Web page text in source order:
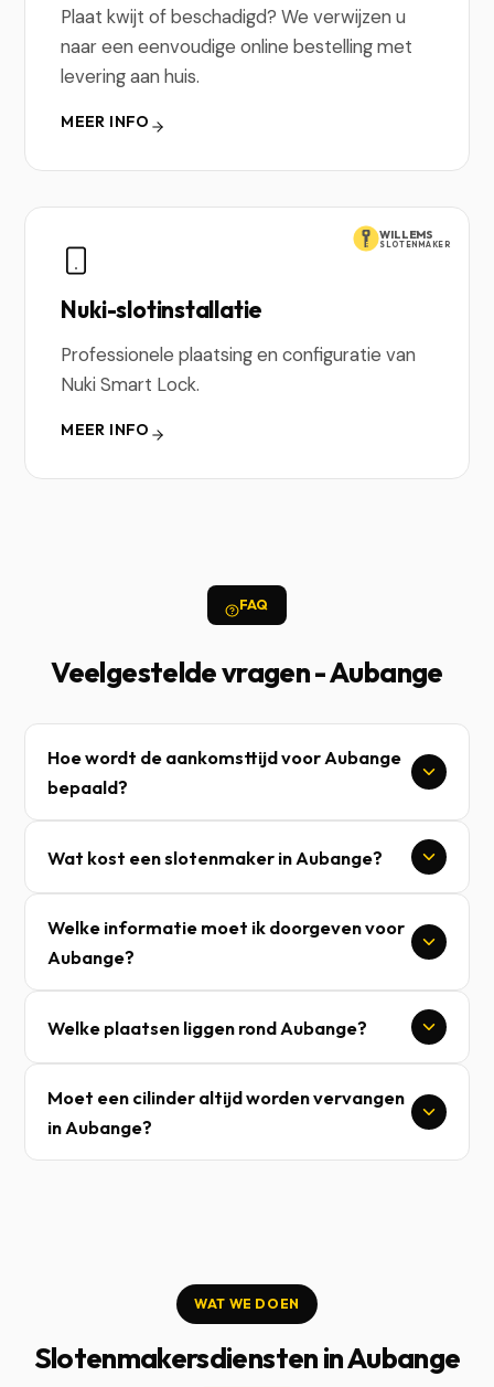
Plaat kwijt of beschadigd? We verwijzen u
naar een eenvoudige online bestelling met
levering aan huis.
MEER INFO
WILLEMS
SLOTENMAKER
Nuki-slotinstallatie
Professionele plaatsing en configuratie van
Nuki Smart Lock.
MEER INFO
FAQ
Veelgestelde vragen - Aubange
Hoe wordt de aankomsttijd voor Aubange
bepaald?
Wat kost een slotenmaker in Aubange?
Welke informatie moet ik doorgeven voor
Aubange?
Welke plaatsen liggen rond Aubange?
Moet een cilinder altijd worden vervangen
in Aubange?
WAT WE DOEN
Slotenmakersdiensten in Aubange